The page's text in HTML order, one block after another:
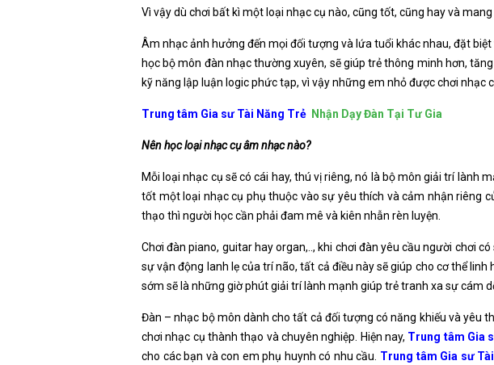
Vì vậy dù chơi bất kì một loại nhạc cụ nào, cũng tốt, cũng hay và
Âm nhạc ảnh hưởng đến mọi đối tượng và lứa tuổi khác nhau, đặt
học bộ môn đàn nhạc thường xuyên, sẽ giúp trẻ thông minh hơn,
kỹ năng lập luận logic phức tạp, vì vậy những em nhỏ được chơi
Trung tâm Gia sư Tài Năng Trẻ Nhận Dạy Đàn Tại Tư Gia
Nên học loại nhạc cụ âm nhạc nào?
Mỗi loại nhạc cụ sẽ có cái hay, thú vị riêng, nó là bộ môn giải trí lành
tốt một loại nhạc cụ phụ thuộc vào sự yêu thích và cảm nhận riêng
thạo thì người học cần phải đam mê và kiên nhẫn rèn luyện.
Chơi đàn piano, guitar hay organ,.., khi chơi đàn yêu cầu người chơi
sự vận động lanh lẹ của trí não, tất cả điều này sẽ giúp cho cơ thể
sớm sẽ là những giờ phút giải trí lành mạnh giúp trẻ tranh xa sự cám
Đàn – nhạc bộ môn dành cho tất cả đối tượng có năng khiếu và yêu
chơi nhạc cụ thành thạo và chuyên nghiệp. Hiện nay, Trung tâm Gia
cho các bạn và con em phụ huynh có nhu cầu. Trung tâm Gia sư